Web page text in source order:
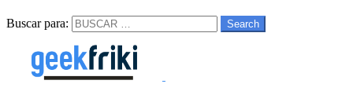
Buscar para:
Search